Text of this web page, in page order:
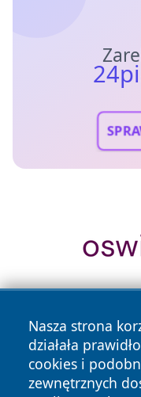
Nasza strona
działała
cookies i
zewnętrznych
Copyright © 2026